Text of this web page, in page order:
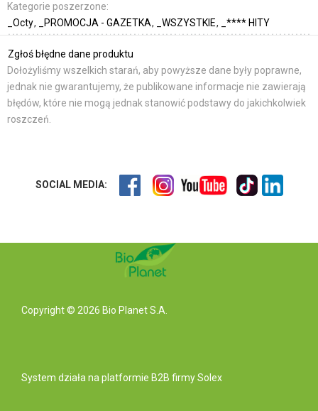
Kategorie poszerzone:
_Octy
_PROMOCJA - GAZETKA _WSZYSTKIE _**** HITY
Zgłoś błędne dane produktu
Dołożyliśmy wszelkich starań, aby powyższe dane były poprawne,
jednak nie gwarantujemy, że publikowane informacje nie zawierają
błędów, które nie mogą jednak stanowić podstawy do jakichkolwiek
roszczeń.
SOCIAL MEDIA:
Copyright © 2026 Bio Planet S.A.
System działa na platformie B2B firmy Solex